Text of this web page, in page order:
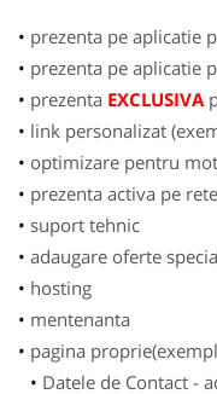
prezenta pe aplicatie
prezenta pe aplicatie
prezenta EXCLUSIVA
link personalizat
optimizare pentru
prezenta activa pe
suport tehnic
adaugare oferte
hosting
mentenanta
pagina
Datele de Contact -